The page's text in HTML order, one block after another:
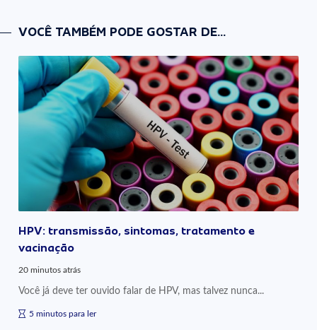
VOCÊ TAMBÉM PODE GOSTAR DE...
HPV: transmissão, sintomas, tratamento e
vacinação
20 minutos atrás
Você já deve ter ouvido falar de HPV, mas talvez nunca...
5 minutos para ler